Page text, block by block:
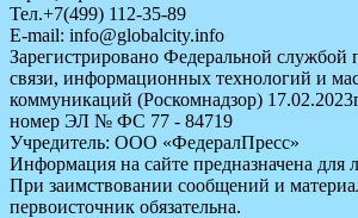
Тел.+7(499) 112-35-89
E-mail: info@globalcity.info
Зарегистрировано Федеральной службой
связи, информационных технологий и
коммуникаций (Роскомнадзор)
номер ЭЛ № ФС 77 - 84719
Учредитель: ООО «ФедералПресс»
Информация на сайте предназначена для
При заимствовании сообщений и
первоисточник обязательна.